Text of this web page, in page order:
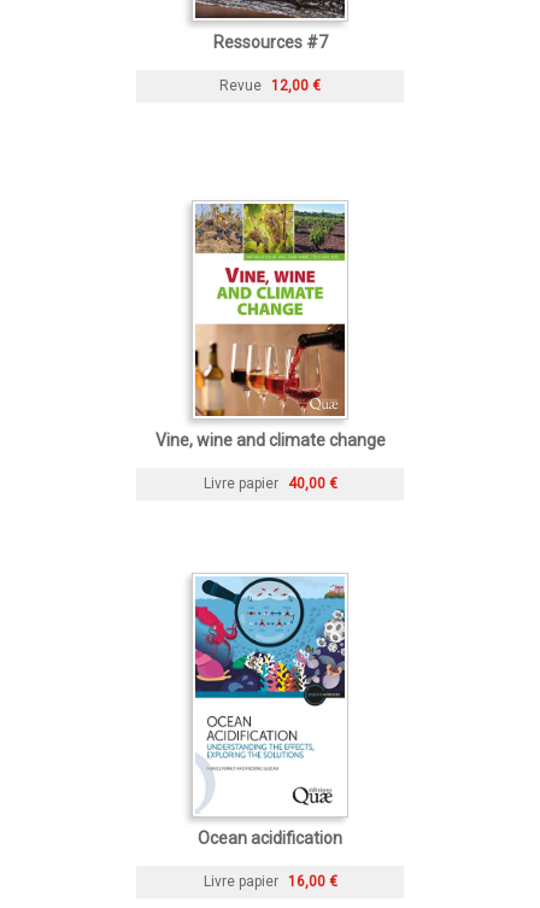
Ressources #7
Revue 12,00 €
Vine, wine and climate change
Livre papier 40,00 €
Ocean acidification
Livre papier 16,00 €